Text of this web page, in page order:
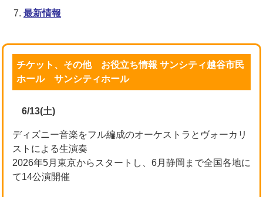
最新情報
チケット、その他 お役立ち情報 サンシティ越谷市民
ホール サンシティホール
6/13(土)
ディズニー音楽をフル編成のオーケストラとヴォーカリ
ストによる生演奏
2026年5月東京からスタートし、6月静岡まで全国各地に
て14公演開催